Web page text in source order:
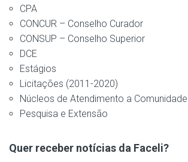
CPA
CONCUR – Conselho Curador
CONSUP – Conselho Superior
DCE
Estágios
Licitações (2011-2020)
Núcleos de Atendimento a Comunidade
Pesquisa e Extensão
Quer receber notícias da Faceli?